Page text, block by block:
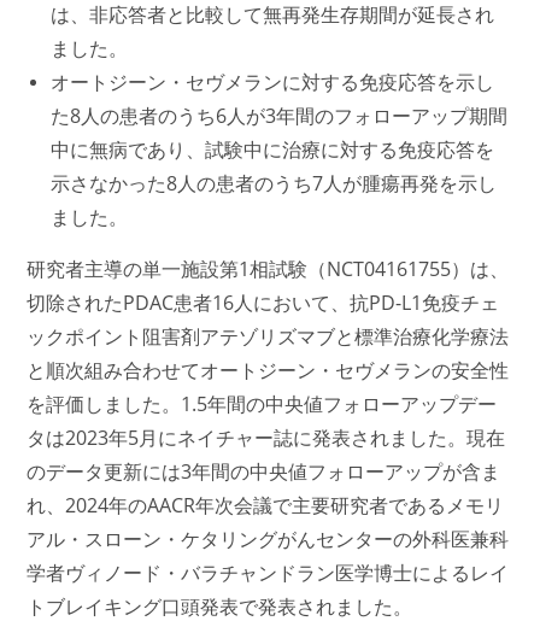
は、非応答者と比較して無再発生存期間が延長され
ました。
オートジーン・セヴメランに対する免疫応答を示し
た8人の患者のうち6人が3年間のフォローアップ期間
中に無病であり、試験中に治療に対する免疫応答を
示さなかった8人の患者のうち7人が腫瘍再発を示し
ました。
研究者主導の単一施設第1相試験（NCT04161755）は、
切除されたPDAC患者16人において、抗PD-L1免疫チェ
ックポイント阻害剤アテゾリズマブと標準治療化学療法
と順次組み合わせてオートジーン・セヴメランの安全性
を評価しました。1.5年間の中央値フォローアップデー
タは2023年5月にネイチャー誌に発表されました。現在
のデータ更新には3年間の中央値フォローアップが含ま
れ、2024年のAACR年次会議で主要研究者であるメモリ
アル・スローン・ケタリングがんセンターの外科医兼科
学者ヴィノード・バラチャンドラン医学博士によるレイ
トブレイキング口頭発表で発表されました。